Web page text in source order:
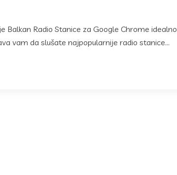
Radio Stanice za Google Chrome idealno
vam da slušate najpopularnije radio stanice...